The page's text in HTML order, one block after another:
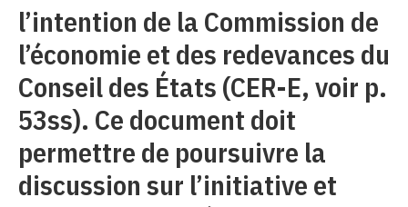
l’intention de la Commission de
l’économie et des redevances du
Conseil des États (CER-E, voir p.
53ss). Ce document doit
permettre de poursuivre la
discussion sur l’initiative et